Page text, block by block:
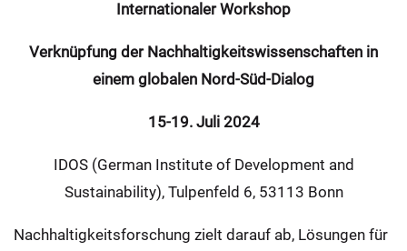
Internationaler Workshop
Verknüpfung der Nachhaltigkeitswissenschaften in
einem globalen Nord-Süd-Dialog
15-19. Juli 2024
IDOS (German Institute of Development and
Sustainability), Tulpenfeld 6, 53113 Bonn
Nachhaltigkeitsforschung zielt darauf ab, Lösungen für